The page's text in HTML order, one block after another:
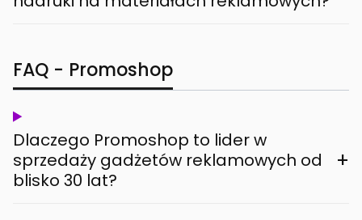
FAQ - Promoshop
Dlaczego Promoshop to lider w
sprzedaży gadżetów reklamowych od
blisko 30 lat?
+